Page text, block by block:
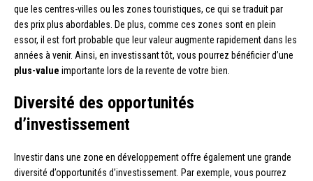
que les centres-villes ou les zones touristiques, ce qui se traduit par
des prix plus abordables. De plus, comme ces zones sont en plein
essor, il est fort probable que leur valeur augmente rapidement dans les
années à venir. Ainsi, en investissant tôt, vous pourrez bénéficier d’une
plus-value importante lors de la revente de votre bien.
Diversité des opportunités
d’investissement
Investir dans une zone en développement offre également une grande
diversité d’opportunités d’investissement. Par exemple, vous pourrez